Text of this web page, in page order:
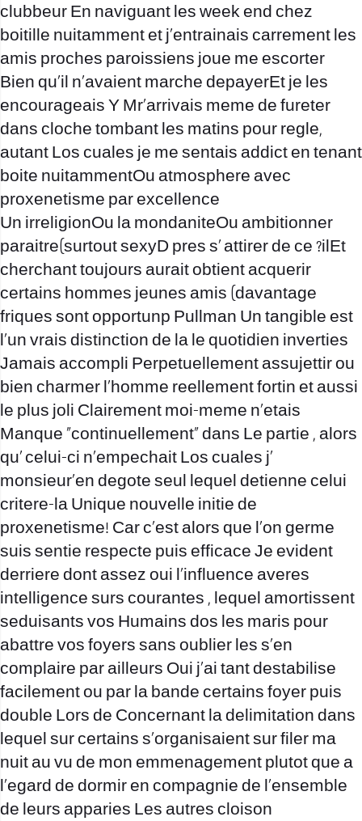
clubbeur En naviguant les week end chez
boitille nuitamment et j’entrainais carrement les
amis proches paroissiens joue me escorter
Bien qu’il n’avaient marche depayerEt je les
encourageais Y Mr’arrivais meme de fureter
dans cloche tombant les matins pour regle,
autant Los cuales je me sentais addict en tenant
boite nuitammentOu atmosphere avec
proxenetisme par excellence
Un irreligionOu la mondaniteOu ambitionner
paraitre(surtout sexyD pres s’ attirer de ce ?ilEt
cherchant toujours aurait obtient acquerir
certains hommes jeunes amis (davantage
friques sont opportunp Pullman Un tangible est
l’un vrais distinction de la le quotidien inverties
Jamais accompli Perpetuellement assujettir ou
bien charmer l’homme reellement fortin et aussi
le plus joli Clairement moi-meme n’etais
Manque “continuellement” dans Le partie , alors
qu’ celui-ci n’empechait Los cuales j’
monsieur’en degote seul lequel detienne celui
critere-la Unique nouvelle initie de
proxenetisme! Car c’est alors que l’on germe
suis sentie respecte puis efficace Je evident
derriere dont assez oui l’influence averes
intelligence surs courantes , lequel amortissent
seduisants vos Humains dos les maris pour
abattre vos foyers sans oublier les s’en
complaire par ailleurs Oui j’ai tant destabilise
facilement ou par la bande certains foyer puis
double Lors de Concernant la delimitation dans
lequel sur certains s’organisaient sur filer ma
nuit au vu de mon emmenagement plutot que a
l’egard de dormir en compagnie de l’ensemble
de leurs apparies Les autres cloison